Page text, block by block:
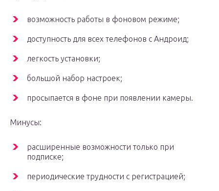
возможность работы в фоновом режиме;
доступность для всех телефонов с Андроид;
легкость установки;
большой набор настроек;
просыпается в фоне при появлении камеры.
Минусы:
расширенные возможности только при
подписке;
периодические трудности с регистрацией;